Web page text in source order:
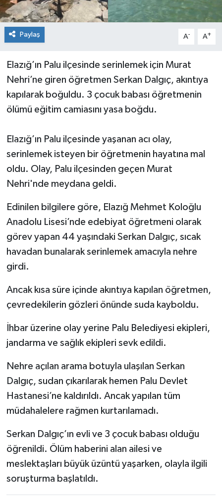
Paylaş A- A+
Elazığ’ın Palu ilçesinde serinlemek için Murat
Nehri’ne giren öğretmen Serkan Dalgıç, akıntıya
kapılarak boğuldu. 3 çocuk babası öğretmenin
ölümü eğitim camiasını yasa boğdu.
Elazığ’ın Palu ilçesinde yaşanan acı olay,
serinlemek isteyen bir öğretmenin hayatına mal
oldu. Olay, Palu ilçesinden geçen Murat
Nehri'nde meydana geldi.
Edinilen bilgilere göre, Elazığ Mehmet Koloğlu
Anadolu Lisesi’nde edebiyat öğretmeni olarak
görev yapan 44 yaşındaki Serkan Dalgıç, sıcak
havadan bunalarak serinlemek amacıyla nehre
girdi.
Ancak kısa süre içinde akıntıya kapılan öğretmen,
çevredekilerin gözleri önünde suda kayboldu.
İhbar üzerine olay yerine Palu Belediyesi ekipleri,
jandarma ve sağlık ekipleri sevk edildi.
Nehre açılan arama botuyla ulaşılan Serkan
Dalgıç, sudan çıkarılarak hemen Palu Devlet
Hastanesi’ne kaldırıldı. Ancak yapılan tüm
müdahalelere rağmen kurtarılamadı.
Serkan Dalgıç’ın evli ve 3 çocuk babası olduğu
öğrenildi. Ölüm haberini alan ailesi ve
meslektaşları büyük üzüntü yaşarken, olayla ilgili
soruşturma başlatıldı.